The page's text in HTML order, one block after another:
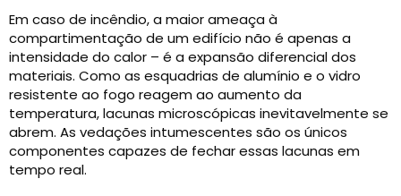
Em caso de incêndio, a maior ameaça à
compartimentação de um edifício não é apenas a
intensidade do calor – é a expansão diferencial dos
materiais. Como as esquadrias de alumínio e o vidro
resistente ao fogo reagem ao aumento da
temperatura, lacunas microscópicas inevitavelmente se
abrem. As vedações intumescentes são os únicos
componentes capazes de fechar essas lacunas em
tempo real.